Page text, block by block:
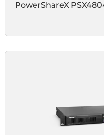
PowerShareX